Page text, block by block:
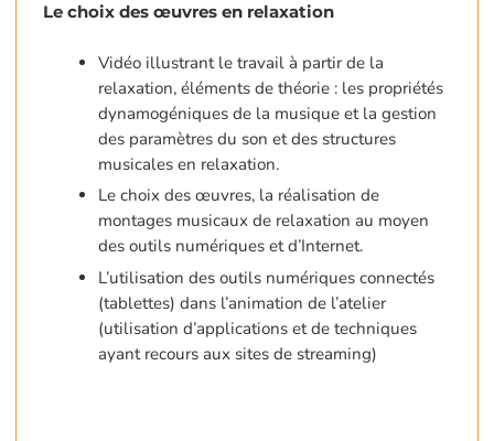
Le choix des œuvres en relaxation
Vidéo illustrant le travail à partir de la
relaxation, éléments de théorie : les propriétés
dynamogéniques de la musique et la gestion
des paramètres du son et des structures
musicales en relaxation.
Le choix des œuvres, la réalisation de
montages musicaux de relaxation au moyen
des outils numériques et d’Internet.
L’utilisation des outils numériques connectés
(tablettes) dans l’animation de l’atelier
(utilisation d’applications et de techniques
ayant recours aux sites de streaming)